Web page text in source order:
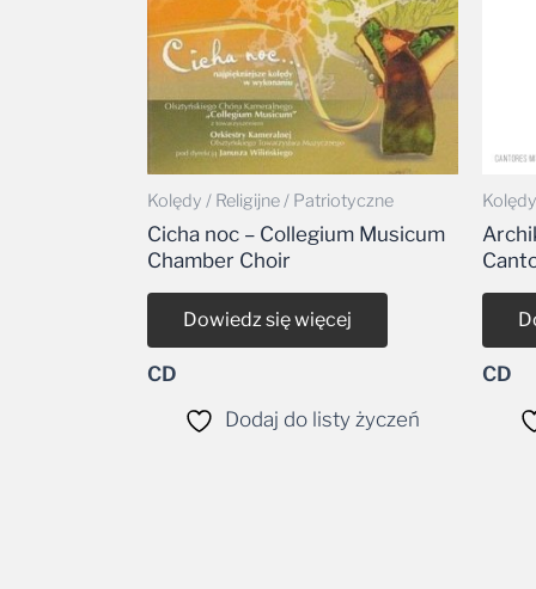
Kolędy / Religijne / Patriotyczne
Cicha noc – Collegium Musicum
Chamber Choir
Dowiedz się więcej
CD
Dodaj do listy życzeń
CD